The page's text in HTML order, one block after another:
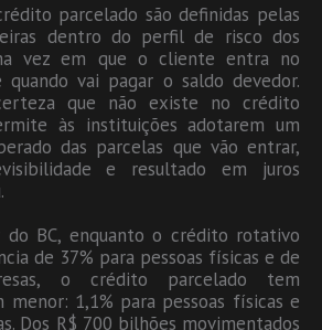
parcelado são definidas pelas
dentro do perfil de risco dos
vez em que o cliente entra no
vai pagar o saldo devedor.
que não existe no crédito
às instituições adotarem um
das parcelas que vão entrar,
e resultado em juros
do BC, enquanto o crédito rotativo
de 37% para pessoas físicas e de
o crédito parcelado tem
menor: 1,1% para pessoas físicas e
Dos R$ 700 bilhões movimentados